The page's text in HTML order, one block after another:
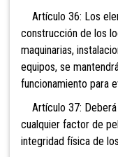
Artículo 36: Los
construcción de los
maquinarias,
equipos, se
funcionamiento para
Artículo 37: Deberá
cualquier factor de
integridad física de